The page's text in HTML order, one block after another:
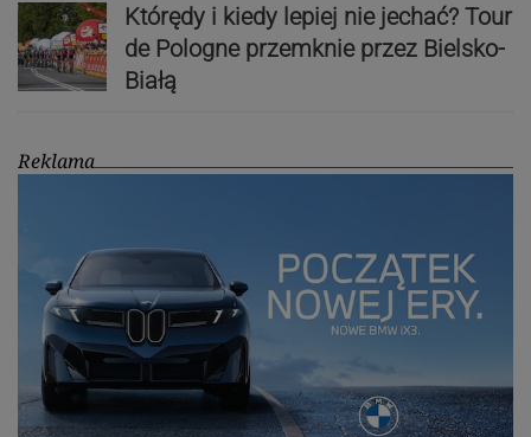
Którędy i kiedy lepiej nie jechać? Tour
de Pologne przemknie przez Bielsko-
Białą
Reklama